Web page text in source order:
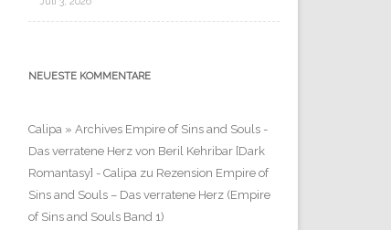
NEUESTE KOMMENTARE
Calipa » Archives Empire of Sins and Souls -
Das verratene Herz von Beril Kehribar [Dark
Romantasy] - Calipa zu Rezension Empire of
Sins and Souls – Das verratene Herz (Empire
of Sins and Souls Band 1)